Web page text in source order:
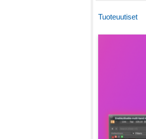
Tuoteuutiset